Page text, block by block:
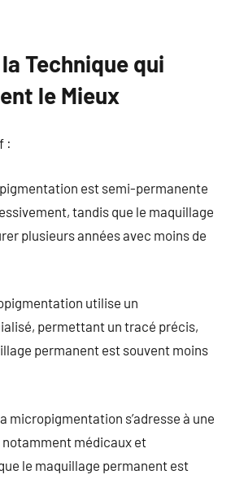
Technique qui
le Mieux
:
est semi-permanente
tandis que le maquillage
plusieurs années avec moins de
utilise un
permettant un tracé précis,
permanent est souvent moins
micropigmentation s’adresse à une
médicaux et
le maquillage permanent est